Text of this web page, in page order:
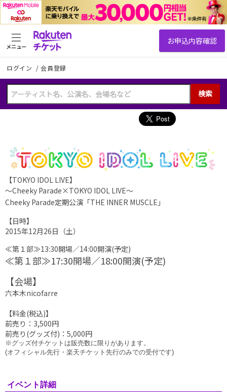
ログイン /会員登録
検索
メニュー
【TOKYO IDOL LIVE】
〜Cheeky Parade×TOKYO IDOL LIVE〜
Cheeky Parade定期公演「THE INNER MUSCLE」
【日時】
2015年12月26日（土）
≪第１部≫13:30開場／14:00開演(予定)
≪第１部≫17:30開場／18:00開演(予定)
【会場】
六本木nicofarre
【料金(税込)】
前売り：3,500円
前売り(グッズ付)：5,000円
※グッズ付チケットは販売数に限りがあります。
(オフィシャル先行・楽天チケット先行のみでの受付です)
イベント詳細